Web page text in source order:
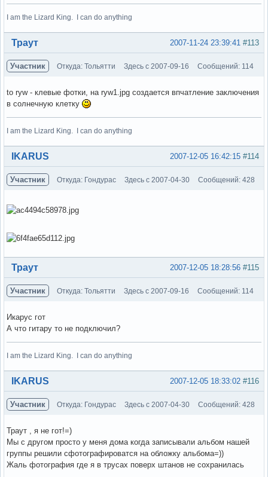
I am the Lizard King. I can do anything
Вне форума #113
2007-11-24 23:39:41
Траут
Участник Откуда: Тольятти Здесь с 2007-09-16 Сообщений: 114
to ryw - клевые фотки, на ryw1.jpg создается впчатление заключения
в солнечную клетку
I am the Lizard King. I can do anything
Вне форума #114
2007-12-05 16:42:15
IKARUS
Участник Откуда: Гондурас Здесь с 2007-04-30 Сообщений: 428
Вне форума #115
2007-12-05 18:28:56
Траут
Участник Откуда: Тольятти Здесь с 2007-09-16 Сообщений: 114
Икарус гот
А что гитару то не подключил?
I am the Lizard King. I can do anything
Вне форума #116
2007-12-05 18:33:02
IKARUS
Участник Откуда: Гондурас Здесь с 2007-04-30 Сообщений: 428
Траут , я не гот!=)
Мы с другом просто у меня дома когда записывали альбом нашей
группы решили сфотографироватся на обложку альбома=))
Жаль фотография где я в трусах поверх штанов не сохранилась